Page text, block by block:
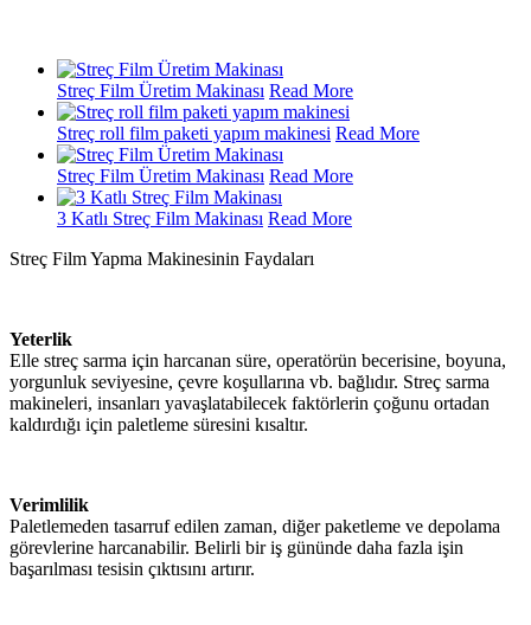
Streç Film Üretim Makinası Read More
Streç roll film paketi yapım makinesi Read More
Streç Film Üretim Makinası Read More
3 Katlı Streç Film Makinası Read More
Streç Film Yapma Makinesinin Faydaları
Yeterlik
Elle streç sarma için harcanan süre, operatörün becerisine, boyuna,
yorgunluk seviyesine, çevre koşullarına vb. bağlıdır. Streç sarma
makineleri, insanları yavaşlatabilecek faktörlerin çoğunu ortadan
kaldırdığı için paletleme süresini kısaltır.
Verimlilik
Paletlemeden tasarruf edilen zaman, diğer paketleme ve depolama
görevlerine harcanabilir. Belirli bir iş gününde daha fazla işin
başarılması tesisin çıktısını artırır.